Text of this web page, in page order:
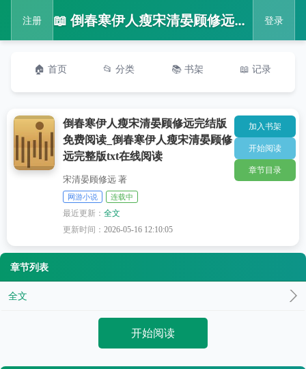
注册 📖 倒春寒伊人瘦宋清晏顾修远完结版免费阅读_倒春寒伊人瘦宋清晏顾修远完整版txt在线阅读 登录
🏠 首页 📂 分类 📚 书架 📖 记录
倒春寒伊人瘦宋清晏顾修远完结版
免费阅读_倒春寒伊人瘦宋清晏顾修
远完整版txt在线阅读
宋清晏顾修远 著
网游小说 连载中
最近更新：全文
更新时间：2026-05-16 12:10:05
加入书架
开始阅读
章节目录
章节列表
全文
开始阅读